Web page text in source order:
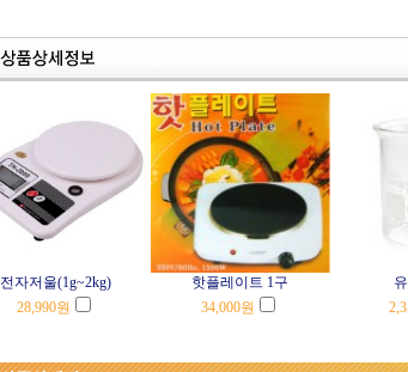
전자저울(1g~2kg) 핫플레이트 1구
28,990원 34,000원